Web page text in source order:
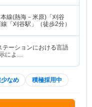
本線(熱海－米原)「刈谷
「刈谷駅」（徒歩2分）
テーションにおける言語
によ…
なめ 積極採用中